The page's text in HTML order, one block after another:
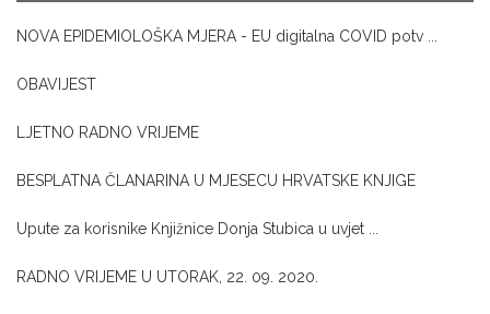
NOVA EPIDEMIOLOŠKA MJERA - EU digitalna COVID potv ...
OBAVIJEST
LJETNO RADNO VRIJEME
BESPLATNA ČLANARINA U MJESECU HRVATSKE KNJIGE
Upute za korisnike Knjižnice Donja Stubica u uvjet ...
RADNO VRIJEME U UTORAK, 22. 09. 2020.